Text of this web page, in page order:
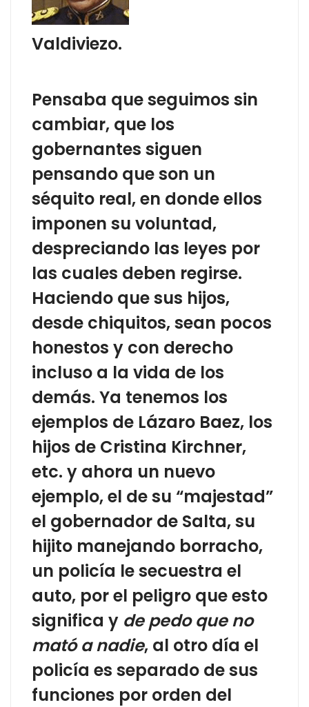
Valdiviezo.
Pensaba que seguimos sin
cambiar, que los
gobernantes siguen
pensando que son un
séquito real, en donde ellos
imponen su voluntad,
despreciando las leyes por
las cuales deben regirse.
Haciendo que sus hijos,
desde chiquitos, sean pocos
honestos y con derecho
incluso a la vida de los
demás. Ya tenemos los
ejemplos de Lázaro Baez, los
hijos de Cristina Kirchner,
etc. y ahora un nuevo
ejemplo, el de su “majestad”
el gobernador de Salta, su
hijito manejando borracho,
un policía le secuestra el
auto, por el peligro que esto
significa y de pedo que no
mató a nadie, al otro día el
policía es separado de sus
funciones por orden del